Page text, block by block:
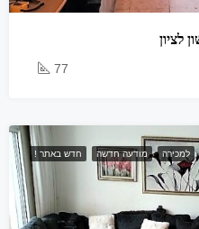
77
למכירה מודעה חדשה חדש באתר !